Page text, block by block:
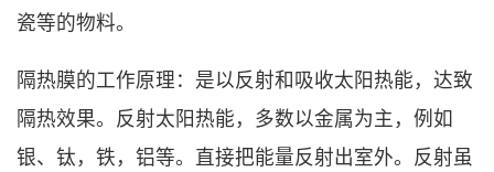
瓷等的物料。
隔热膜的工作原理：是以反射和吸收太阳热能，达致
隔热效果。反射太阳热能，多数以金属为主，例如
银、钛，铁，铝等。直接把能量反射出室外。反射虽